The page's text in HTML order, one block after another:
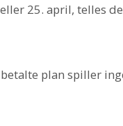
25. april, telles